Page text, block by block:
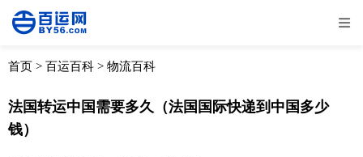
全部 物流资讯
首页 > 百运百科 > 物流百科
法国转运中国需要多久（法国国际快递到中国多少
钱）